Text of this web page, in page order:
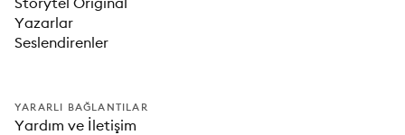
Yazarlar
Seslendirenler
YARARLI BAĞLANTILAR
Yardım ve İletişim